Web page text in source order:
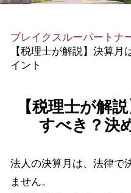
ブレイクスルーパートナ
【税理士が解説】決算
イント
【税理士が解
すべき？決
法人の決算月は、法律で
ません。